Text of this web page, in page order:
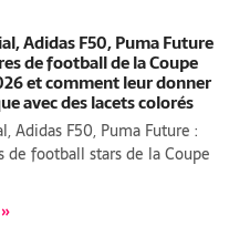
Adidas F50, Puma Future
de football de la Coupe
et comment leur donner
avec des lacets colorés
Adidas F50, Puma Future :
de football stars de la Coupe